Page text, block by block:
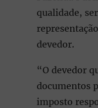
qualidade,
devedor.
“O devedor
documentos
imposto